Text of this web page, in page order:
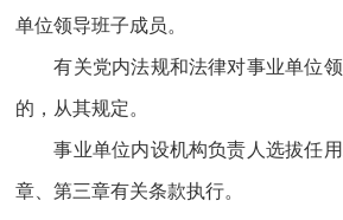
单位领导班子成员。
有关党内法规和法律对事业单位
的，从其规定。
事业单位内设机构负责人选拔任
章、第三章有关条款执行。